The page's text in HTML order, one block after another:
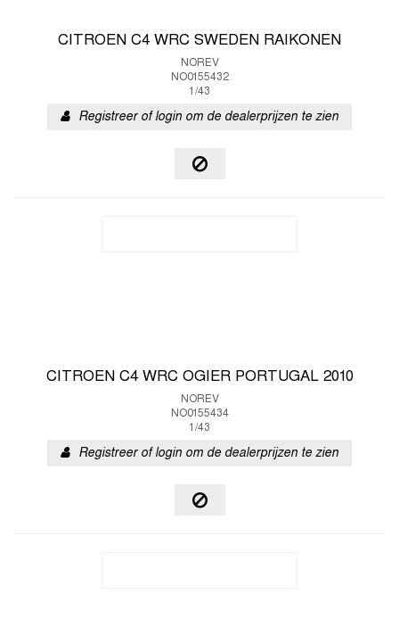
CITROEN C4 WRC SWEDEN RAIKONEN
NOREV
NO0155432
1/43
Registreer of login om de dealerprijzen te zien
CITROEN C4 WRC OGIER PORTUGAL 2010
NOREV
NO0155434
1/43
Registreer of login om de dealerprijzen te zien